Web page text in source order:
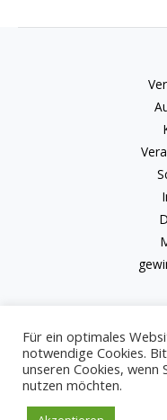
Copyright © 2026
Für ein optimales
notwendige Cookies.
unseren Cookies, wenn
nutzen möchten.